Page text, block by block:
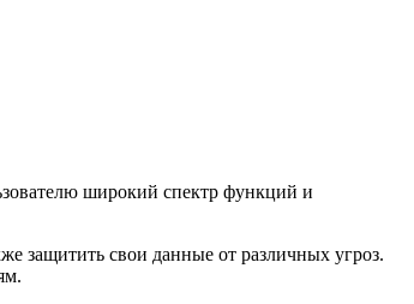
широкий спектр функций и
защитить свои данные от различных угроз.